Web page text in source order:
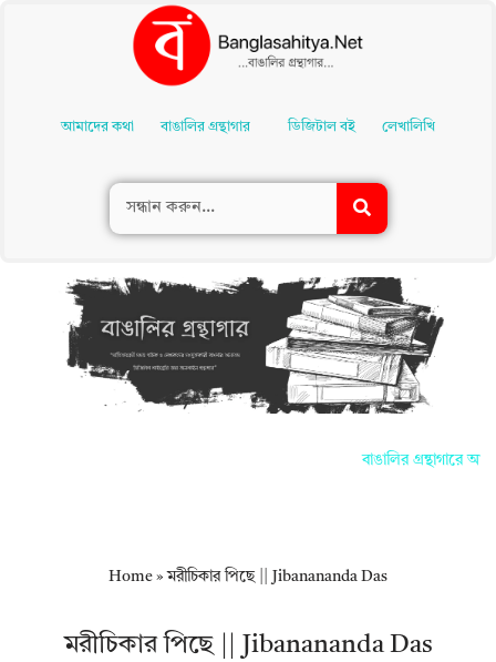
Contentআমাদের কথা বাঙালির গ্রন্থাগার ডিজিটাল বই লেখালিখি
বাঙালির গ্রন্থাগারে
Home »মরীচিকার পিছে || Jibanananda Das
মরীচিকার পিছে || Jibanananda Das